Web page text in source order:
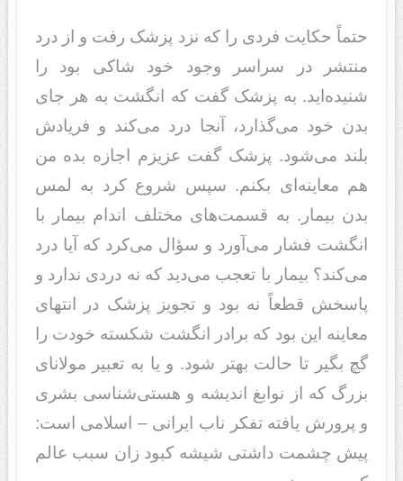
حتماً حکایت فردی را که نزد پزشک رفت و از درد
منتشر در سراسر وجود خود شاکی بود را
شنیده‌اید. به پزشک گفت که انگشت به هر جای
بدن خود می‌گذارد، آنجا درد می‌کند و فریادش
بلند می‌شود. پزشک گفت عزیزم اجازه بده من
هم معاینه‌ای بکنم. سپس شروع کرد به لمس
بدن بیمار. به قسمت‌های مختلف اندام بیمار با
انگشت فشار می‌آورد و سؤال می‌کرد که آیا درد
می‌کند؟ بیمار با تعجب می‌دید که نه دردی ندارد و
پاسخش قطعاً نه بود و تجویز پزشک در انتهای
معاینه این بود که برادر انگشت شکسته خودت را
گچ بگیر تا حالت بهتر شود. و یا به تعبیر مولانای
بزرگ که از نوابغ اندیشه و هستی‌شناسی بشری
و پرورش یافته تفکر ناب ایرانی – اسلامی است:
‌‌‌پیش چشمت داشتی شیشه کبود زان سبب عالم